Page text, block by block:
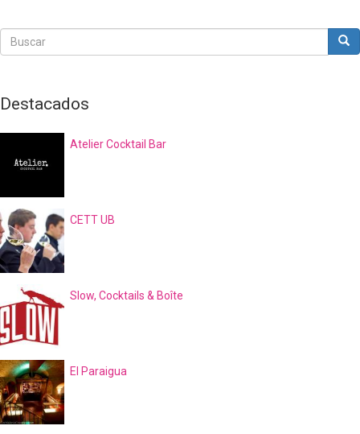
Buscar
Buscar
Destacados
Atelier Cocktail Bar
CETT UB
Slow, Cocktails & Boîte
El Paraigua